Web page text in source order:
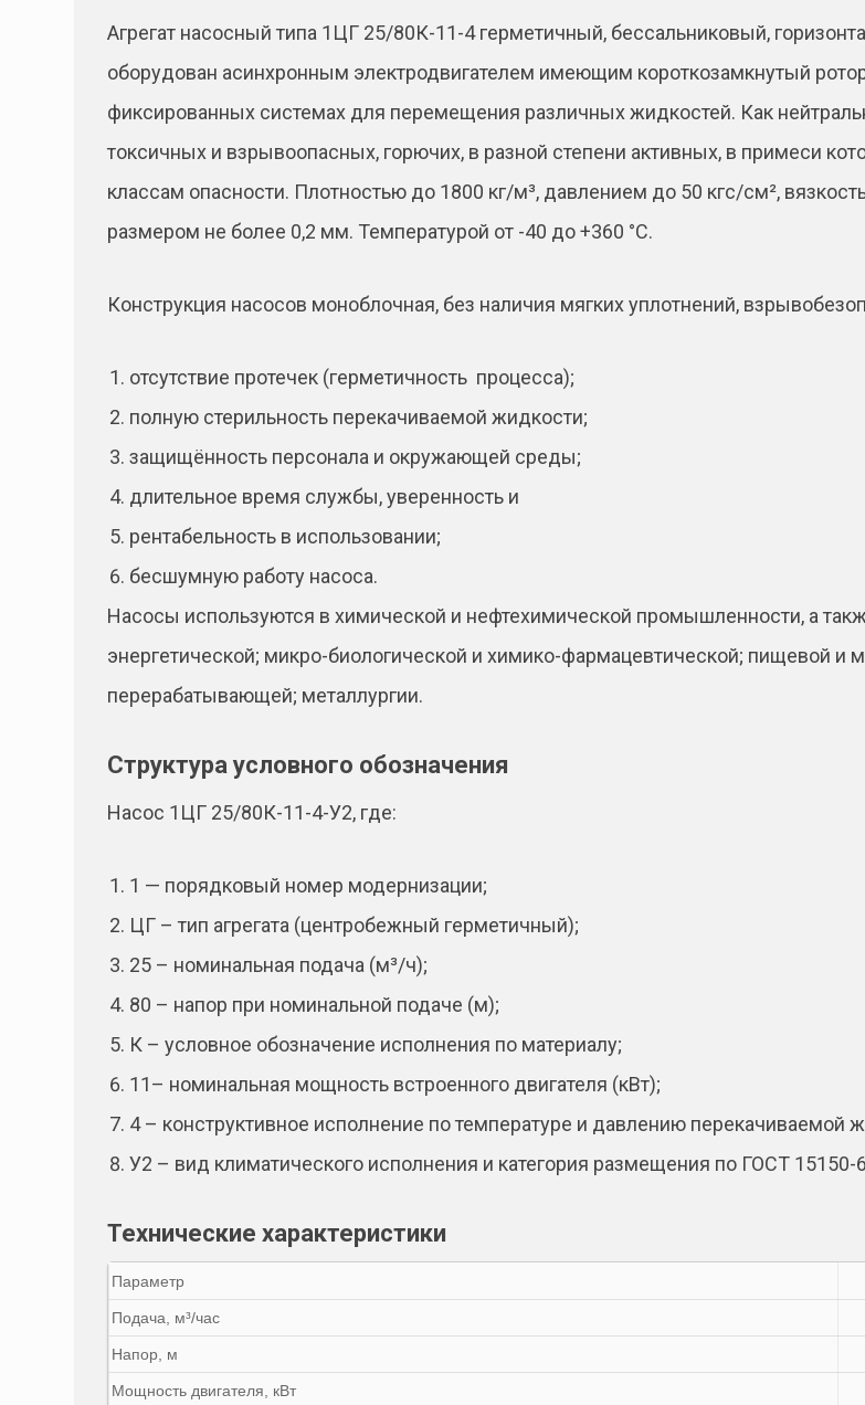
Агрегат насосный типа 1ЦГ 25/80К-11-4 герметичный, бессальниковый,
оборудован асинхронным электродвигателем имеющим короткозамкнутый
фиксированных системах для перемещения различных жидкостей. Как
токсичных и взрывоопасных, горючих, в разной степени активных, в примеси
классам опасности. Плотностью до 1800 кг/м³, давлением до 50 кгс/см²,
размером не более 0,2 мм. Температурой от -40 до +360 °C.
Конструкция насосов моноблочная, без наличия мягких уплотнений,
отсутствие протечек (герметичность процесса);
полную стерильность перекачиваемой жидкости;
защищённость персонала и окружающей среды;
длительное время службы, уверенность и
рентабельность в использовании;
бесшумную работу насоса.
Насосы используются в химической и нефтехимической промышленности, а
энергетической; микро-биологической и химико-фармацевтической; пищевой и
перерабатывающей; металлургии.
Структура условного обозначения
Насос 1ЦГ 25/80К-11-4-У2, где:
1 — порядковый номер модернизации;
ЦГ – тип агрегата (центробежный герметичный);
25 – номинальная подача (м³/ч);
80 – напор при номинальной подаче (м);
К – условное обозначение исполнения по материалу;
11– номинальная мощность встроенного двигателя (кВт);
4 – конструктивное исполнение по температуре и давлению перекачиваемой
У2 – вид климатического исполнения и категория размещения по ГОСТ 15150-
Технические характеристики
Параметр
Подача, м³/час
Напор, м
Мощность двигателя, кВт